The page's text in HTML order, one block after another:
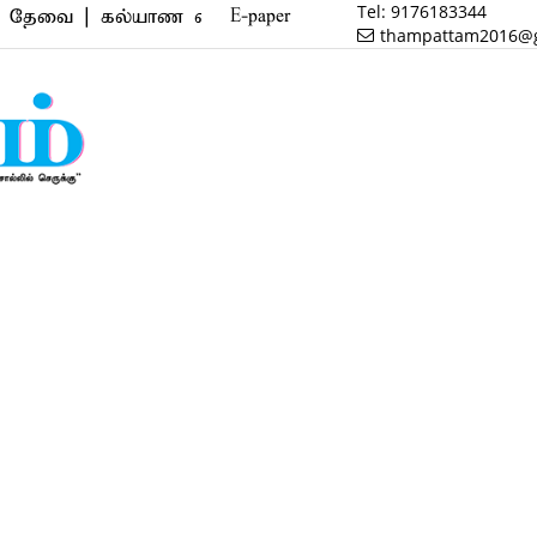
| கல்யாண வரன் | மருத்துவம் | வணிகம் | பைனான்ஸ் |
E-paper Tel: 9176183344